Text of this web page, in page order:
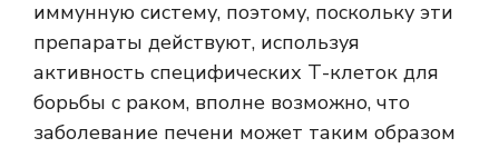
иммунную систему, поэтому, поскольку эти
препараты действуют, используя
активность специфических Т-клеток для
борьбы с раком, вполне возможно, что
заболевание печени может таким образом